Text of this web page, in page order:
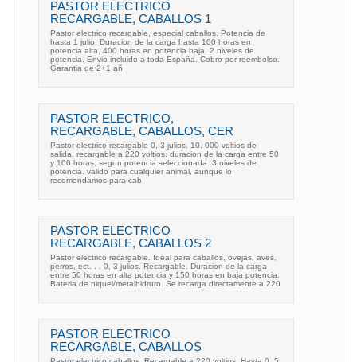
PASTOR ELECTRICO
RECARGABLE, CABALLOS 1
Pastor electrico recargable, especial caballos. Potencia de
hasta 1 julio. Duracion de la carga hasta 100 horas en
potencia alta, 400 horas en potencia baja. 2 niveles de
potencia. Envio incluido a toda España. Cobro por reembolso.
Garantia de 2+1 añ
PASTOR ELECTRICO,
RECARGABLE, CABALLOS, CER
Pastor electrico recargable 0, 3 julios. 10. 000 voltios de
salida. recargable a 220 voltios. duracion de la carga entre 50
y 100 horas, segun potencia seleccionada. 3 niveles de
potencia. valido para cualquier animal, aunque lo
recomendamos para cab
PASTOR ELECTRICO
RECARGABLE, CABALLOS 2
Pastor electrico recargable. Ideal para caballos, ovejas, aves,
perros, ect. . . 0, 3 julios. Recargable. Duracion de la carga
entre 50 horas en alta potencia y 150 horas en baja potencia.
Bateria de niquel/metalhidruro. Se recarga directamente a 220
PASTOR ELECTRICO
RECARGABLE, CABALLOS